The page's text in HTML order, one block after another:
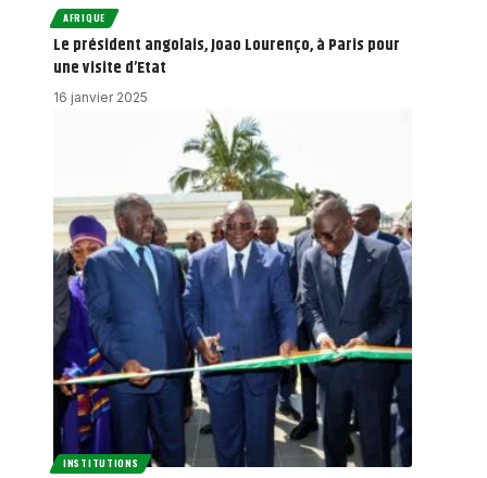
AFRIQUE
Le président angolais, Joao Lourenço, à Paris pour
une visite d’Etat
16 janvier 2025
INSTITUTIONS